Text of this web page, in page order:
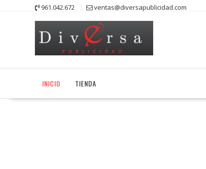
961.042.672 ventas@diversapublicidad.com
INICIO TIENDA